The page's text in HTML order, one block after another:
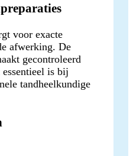
voor exacte
afwerking. De
gecontroleerd
is bij
tandheelkundige